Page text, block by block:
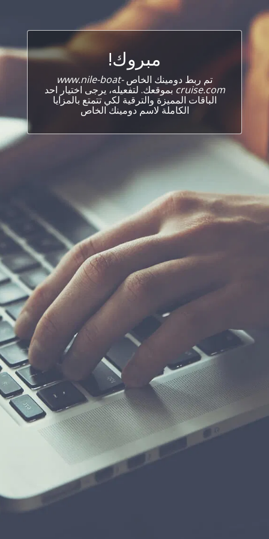
مبروك!
تم ربط دومينك الخاصwww.nile-boat-
cruise.comبموقعك. لتفعيله، يرجى اختيار احد
الباقات المميزة والترقية لكي تتمتع بالمزايا
الكاملة لاسم دومينك الخاص